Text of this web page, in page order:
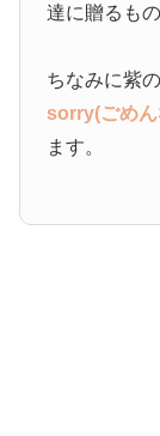
達に贈るも
ちなみに紫
sorry(ごめん
ます。